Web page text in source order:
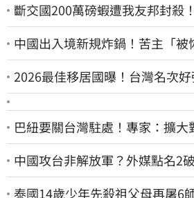
斷交國200萬磅蝦遭我友邦封殺
中國出入境新規炸鍋！苦主「被
2026最佳移居國曝！台灣名次好
巴紐要關台灣駐處！專家：擴大
中國攻台非解放軍？外媒點名2
泰國14歲少年先殺祖父母再屠6